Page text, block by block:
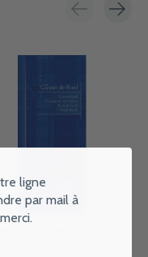
ligne
par mail à